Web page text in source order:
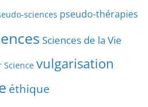
sciences pseudo-thérapies
Sciences de la Vie
Science vulgarisation
éthique